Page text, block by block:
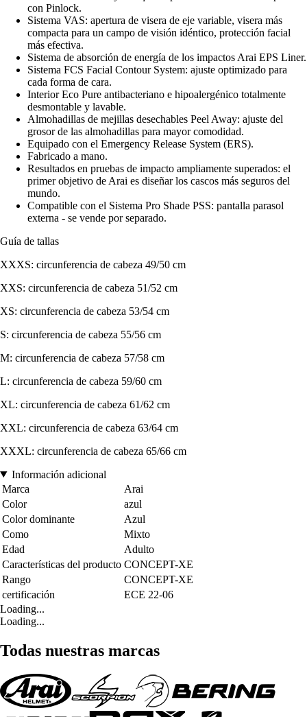
con Pinlock.
Sistema VAS: apertura de visera de eje variable, visera más
compacta para un campo de visión idéntico, protección facial
más efectiva.
Sistema de absorción de energía de los impactos Arai EPS Liner.
Sistema FCS Facial Contour System: ajuste optimizado para
cada forma de cara.
Interior Eco Pure antibacteriano e hipoalergénico totalmente
desmontable y lavable.
Almohadillas de mejillas desechables Peel Away: ajuste del
grosor de las almohadillas para mayor comodidad.
Equipado con el Emergency Release System (ERS).
Fabricado a mano.
Resultados en pruebas de impacto ampliamente superados: el
primer objetivo de Arai es diseñar los cascos más seguros del
mundo.
Compatible con el Sistema Pro Shade PSS: pantalla parasol
externa - se vende por separado.
Guía de tallas
XXXS: circunferencia de cabeza 49/50 cm
XXS: circunferencia de cabeza 51/52 cm
XS: circunferencia de cabeza 53/54 cm
S: circunferencia de cabeza 55/56 cm
M: circunferencia de cabeza 57/58 cm
L: circunferencia de cabeza 59/60 cm
XL: circunferencia de cabeza 61/62 cm
XXL: circunferencia de cabeza 63/64 cm
XXXL: circunferencia de cabeza 65/66 cm
Información adicional
Marca
Arai
Color
azul
Color dominante
Azul
Como
Mixto
Edad
Adulto
Características del producto CONCEPT-XE
Rango
CONCEPT-XE
certificación
ECE 22-06
Loading...
Loading...
Todas nuestras marcas